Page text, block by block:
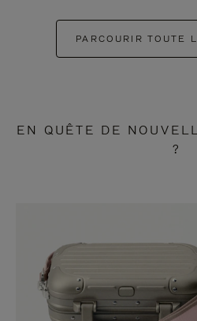
PARCOURIR TOUTE
EN QUÊTE DE
?